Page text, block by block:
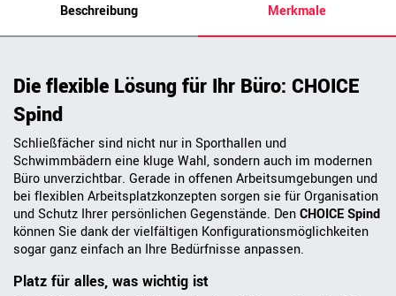
Beschreibung Merkmale
Die flexible Lösung für Ihr Büro: CHOICE
Spind
Schließfächer sind nicht nur in Sporthallen und
Schwimmbädern eine kluge Wahl, sondern auch im modernen
Büro unverzichtbar. Gerade in offenen Arbeitsumgebungen und
bei flexiblen Arbeitsplatzkonzepten sorgen sie für Organisation
und Schutz Ihrer persönlichen Gegenstände. DenCHOICE Spind
können Sie dank der vielfältigen Konfigurationsmöglichkeiten
sogar ganz einfach an Ihre Bedürfnisse anpassen.
Platz für alles, was wichtig ist